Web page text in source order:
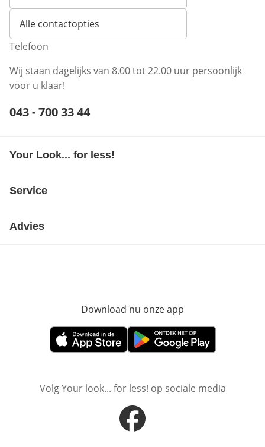
Alle contactopties
Telefoon
Wij staan dagelijks van 8.00 tot 22.00 uur persoonlijk
voor u klaar!
Telefoonnummer:
043 - 700 33 44
Your Look... for less!
Service
Advies
Download nu onze app
Opent in nieuw vensterOpent in nieuw venster
Volg Your look... for less! op sociale media
Opent in nieuw venster